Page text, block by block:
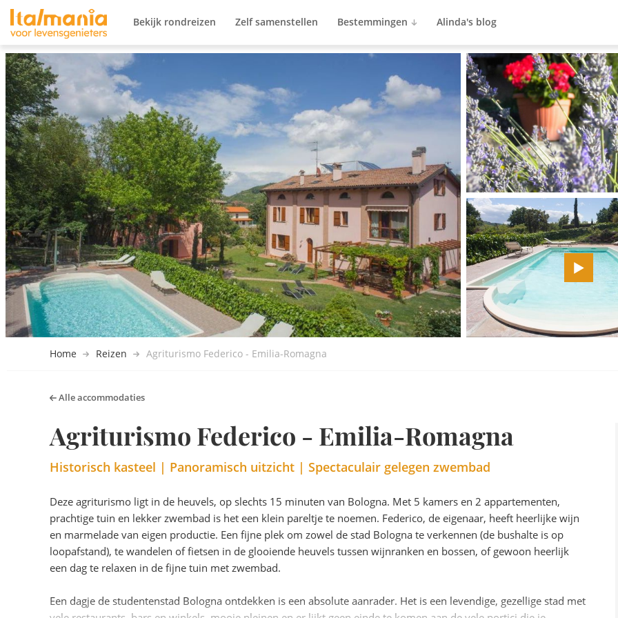
Ga naar content
Bekijk rondreizen Zelf samenstellen Bestemmingen Alinda's blog
Home Reizen Agriturismo Federico - Emilia-Romagna
Alle accommodaties
Agriturismo Federico - Emilia-Romagna
Historisch kasteel | Panoramisch uitzicht | Spectaculair gelegen zwembad
Deze agriturismo ligt in de heuvels, op slechts 15 minuten van Bologna. Met 5 kamers en 2 appartementen,
prachtige tuin en lekker zwembad is het een klein pareltje te noemen. Federico, de eigenaar, heeft heerlijke wijn
en marmelade van eigen productie. Een fijne plek om zowel de stad Bologna te verkennen (de bushalte is op
loopafstand), te wandelen of fietsen in de glooiende heuvels tussen wijnranken en bossen, of gewoon heerlijk
een dag te relaxen in de fijne tuin met zwembad.
Een dagje de studentenstad Bologna ontdekken is een absolute aanrader. Het is een levendige, gezellige stad met